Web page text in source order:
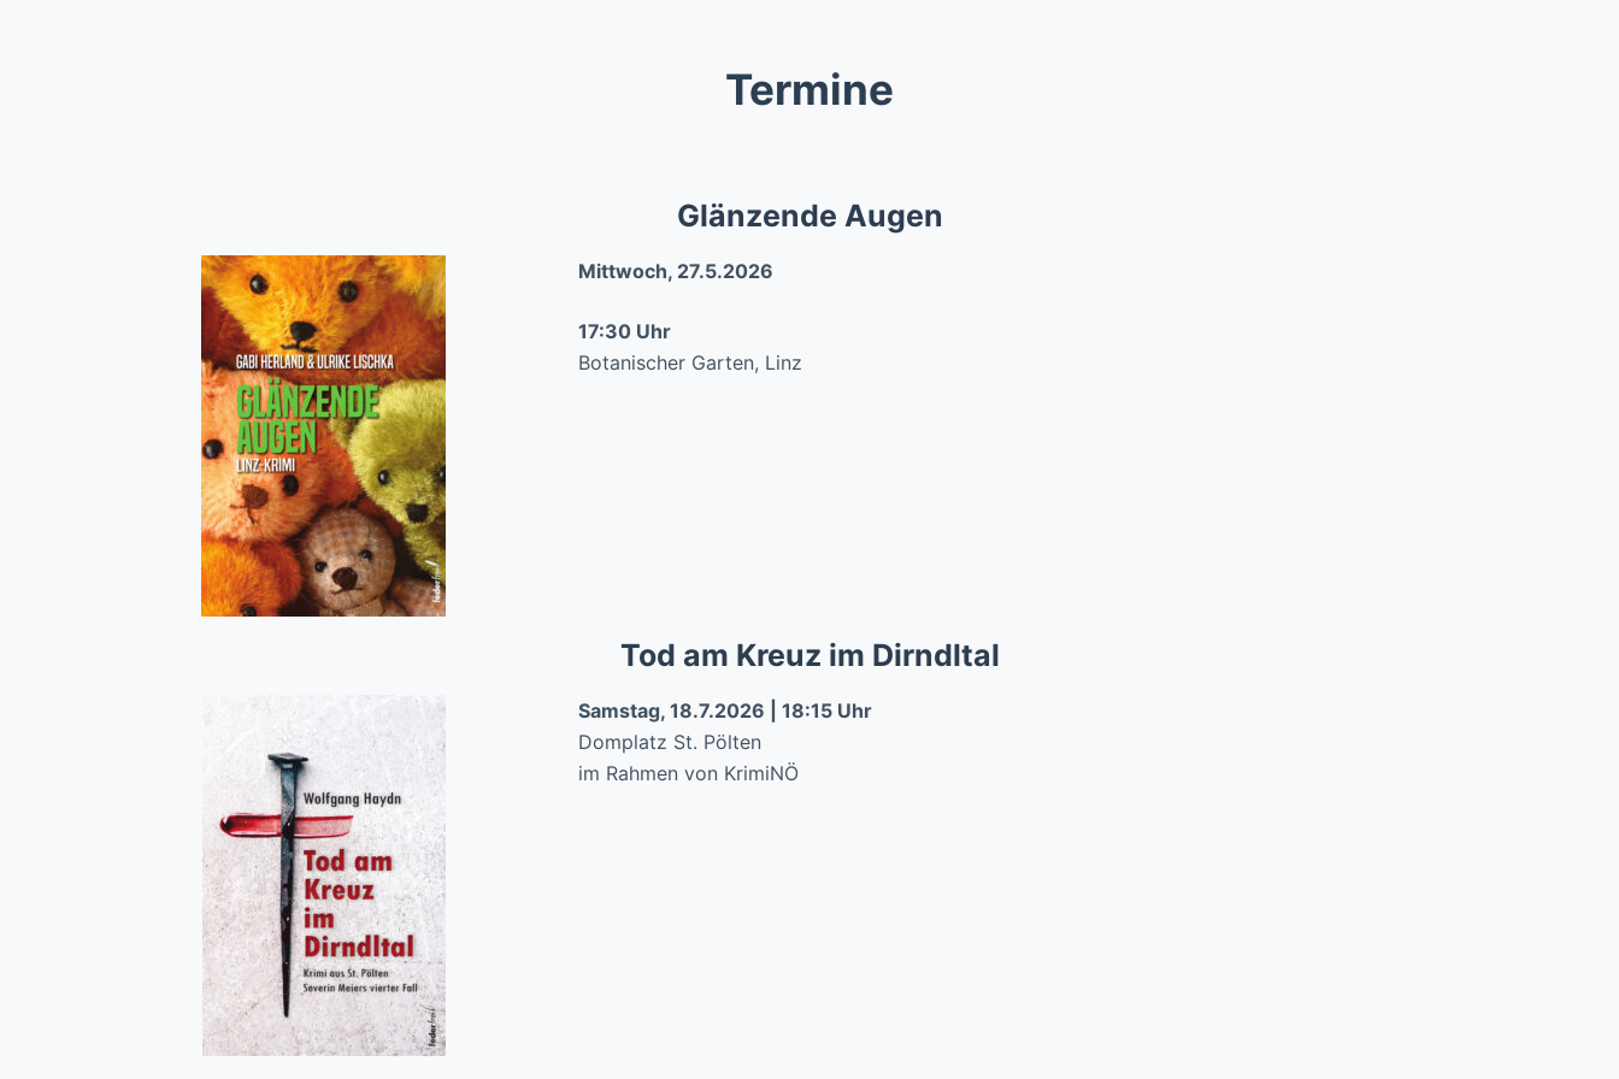
Termine
Glänzende Augen
Mittwoch, 27.5.2026
17:30 Uhr
Botanischer Garten, Linz
Tod am Kreuz im Dirndltal
Samstag, 18.7.2026 | 18:15 Uhr
Domplatz St. Pölten
im Rahmen von KrimiNÖ